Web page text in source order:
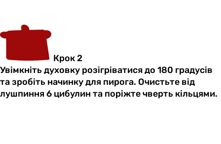
Крок 2
Увімкніть духовку розігріватися до 180 градусів
та зробіть начинку для пирога. Очистьте від
лушпиння 6 цибулин та поріжте чверть кільцями.